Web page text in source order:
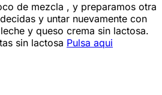
de mezcla , y preparamos otra
y untar nuevamente con
y queso crema sin lactosa.
sin lactosa Pulsa aqui